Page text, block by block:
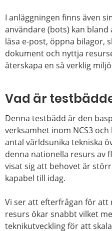
I anläggningen finns även
användare (bots) kan bland
läsa e-post, öppna bilagor,
dokument och nyttja
återskapa en så verklig
Vad är
Denna testbädd är den
verksamhet inom NCS3
antal världsunika tekniska
denna nationella resurs av
visat sig att behovet är
kapabel till idag.
Vi ser att efterfrågan för att
resurs ökar snabbt vilket
teknikutveckling för att